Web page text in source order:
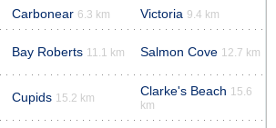
Carbonear 6.3 km Victoria 9.4 km
Bay Roberts 11.1 km Salmon Cove 12.7 km
Cupids 15.2 km Clarke's Beach 15.6
km